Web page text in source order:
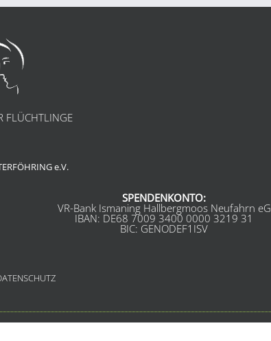
FLÜCHTLINGE
e.V.
SPENDENKONTO:
VR-Bank Ismaning Hallbergmoos Neufahrn eG
IBAN: DE68 7009 3400 0000 3219 31
BIC: GENODEF1ISV